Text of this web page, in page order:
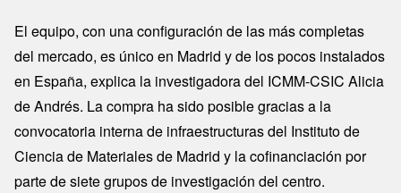
El equipo, con una configuración de las más completas
del mercado, es único en Madrid y de los pocos instalados
en España, explica la investigadora del ICMM-CSIC Alicia
de Andrés. La compra ha sido posible gracias a la
convocatoria interna de infraestructuras del Instituto de
Ciencia de Materiales de Madrid y la cofinanciación por
parte de siete grupos de investigación del centro.